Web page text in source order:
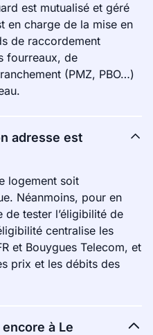
est mutualisé et géré
en charge de la mise en
de raccordement
fourreaux, de
(PMZ, PBO…)
adresse est
logement soit
Néanmoins, pour en
de tester l’éligibilité de
centralise les
et Bouygues Telecom, et
prix et les débits des
à Le